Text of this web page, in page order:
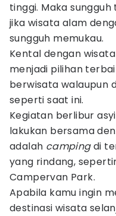
tinggi. Maka
jika wisata alam
sungguh memukau.
Kental dengan
menjadi pilihan
berwisata walaupun
seperti saat ini.
Kegiatan berlibur
lakukan bersama
adalah campingdi
yang rindang,
Campervan Park.
Apabila kamu ingin
destinasi wisata